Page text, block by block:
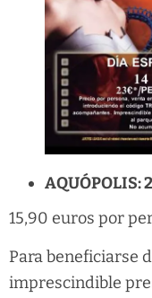
AQUÓPOLIS:
15,90 euros por
Para beneficiarse
imprescindible